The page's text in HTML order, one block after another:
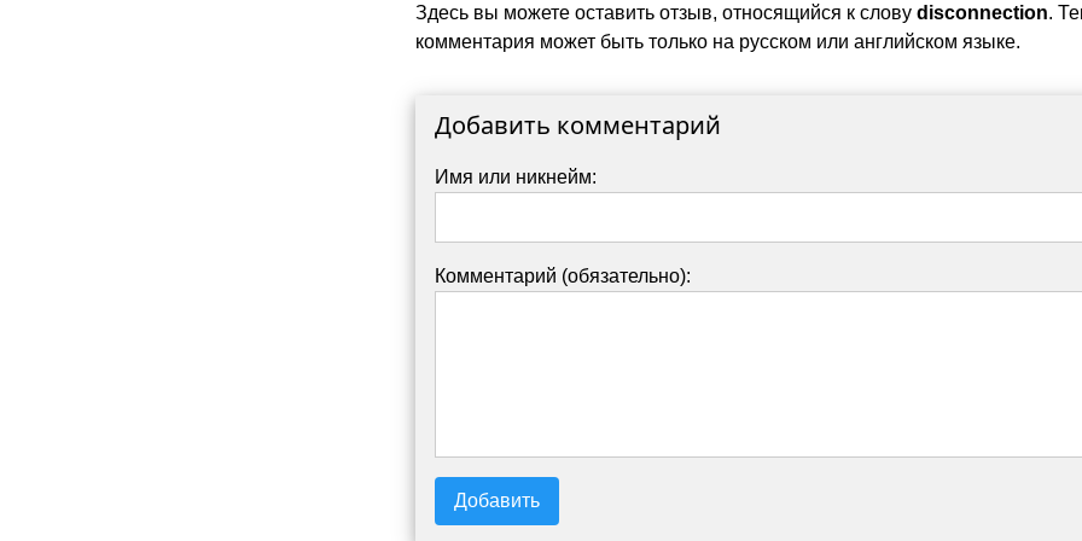
Здесь вы можете оставить отзыв, относящийся к слову disconnection.
комментария может быть только на русском или английском языке.
Добавить комментарий
Имя или никнейм:
Комментарий (обязательно):
Добавить